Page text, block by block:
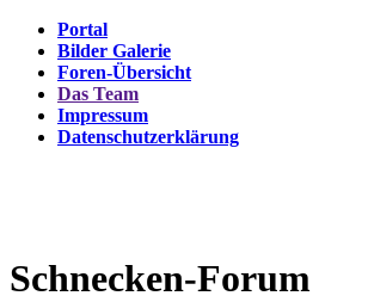
Portal
Bilder Galerie
Foren-Übersicht
Das Team
Impressum
Datenschutzerklärung
Schnecken-Forum